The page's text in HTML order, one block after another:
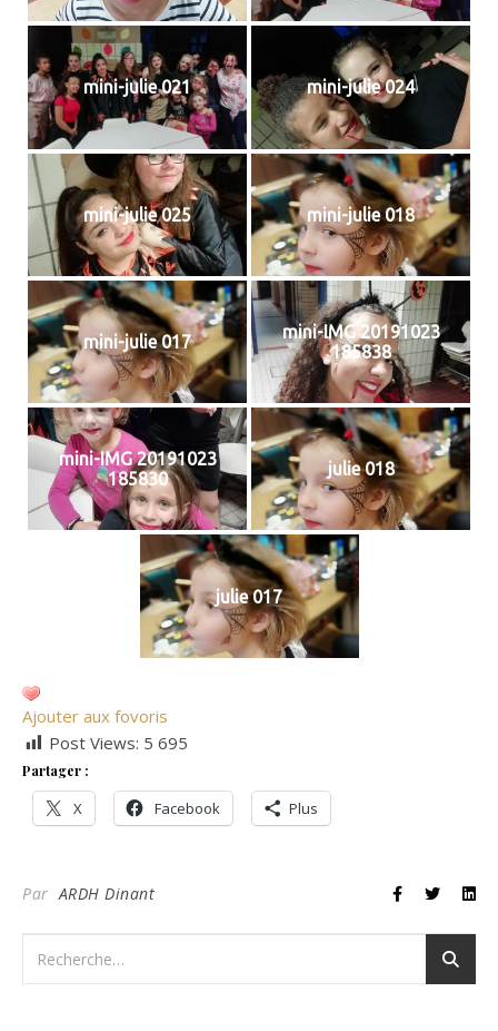
mini-julie 021 mini-julie 024
mini-julie 025 mini-julie 018
mini-julie 017
mini-IMG 20191023
185838
mini-IMG 20191023
185830
julie 018
julie 017
Ajouter aux fovoris
Post Views: 5 695
Partager :
X Facebook Plus
Par ARDH Dinant